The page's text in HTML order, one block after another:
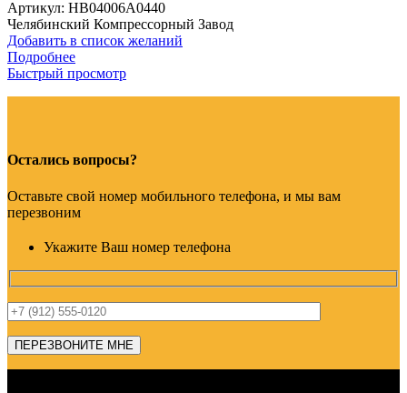
Артикул: HB04006A0440
Челябинский Компрессорный Завод
Добавить в список желаний
Подробнее
Быстрый просмотр
Остались вопросы?
Оставьте свой номер мобильного телефона, и мы вам
перезвоним
Укажите Ваш номер телефона